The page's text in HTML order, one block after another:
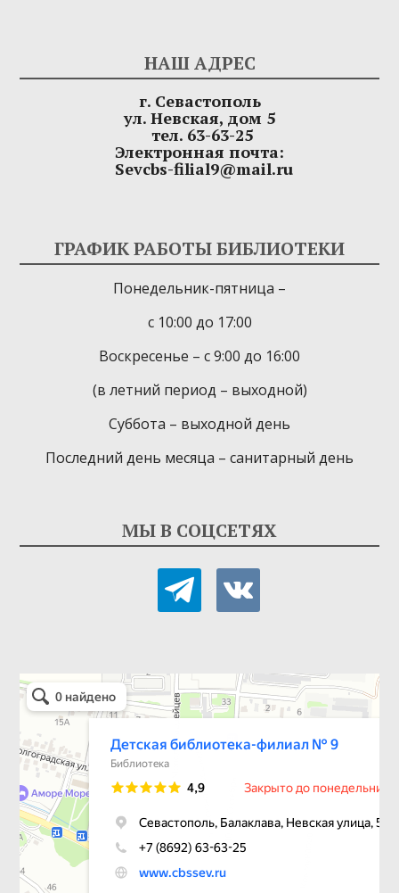
НАШ АДРЕС
г. Севастополь
ул. Невская, дом 5
тел. 63-63-25
Электронная почта:
Sevcbs-filial9@mail.ru
ГРАФИК РАБОТЫ БИБЛИОТЕКИ
Понедельник-пятница –
с 10:00 до 17:00
Воскресенье – с 9:00 до 16:00
(в летний период – выходной)
Суббота – выходной день
Последний день месяца – санитарный день
МЫ В СОЦСЕТЯХ
telegramvkontakte
Детская библиотека-филиал № 9
Библиотека в Севастополе